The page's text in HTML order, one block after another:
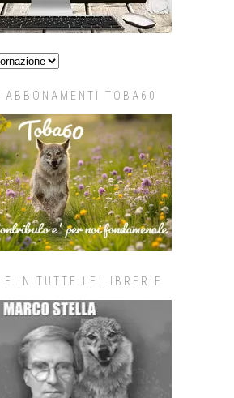
ABBONAMENTI TOBA60
IN TUTTE LE LIBRERIE